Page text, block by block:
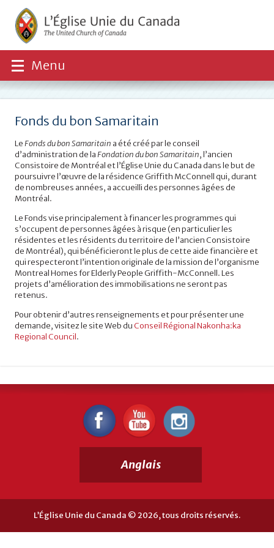
Menu
Fonds du bon Samaritain
LeFonds du bon Samaritain a été créé par le conseil
d’administration de laFondation du bon Samaritain, l’ancien
Consistoire de Montréal et l’Église Unie du Canada dans le but de
poursuivre l’œuvre de la résidence Griffith McConnell qui, durant
de nombreuses années, a accueilli des personnes âgées de
Montréal.
Le Fonds vise principalement à financer les programmes qui
s’occupent de personnes âgées à risque (en particulier les
résidentes et les résidents du territoire de l’ancien Consistoire
de Montréal), qui bénéficieront le plus de cette aide financière et
qui respecteront l’intention originale de la mission de l’organisme
Montreal Homes for Elderly People Griffith-McConnell. Les
projets d’amélioration des immobilisations ne seront pas
retenus.
Pour obtenir d’autres renseignements et pour présenter une
demande, visitez le site Web duConseil Régional Nakonha:ka
Regional Council.
Anglais
L’Église Unie du Canada © 2026, tous droits réservés.